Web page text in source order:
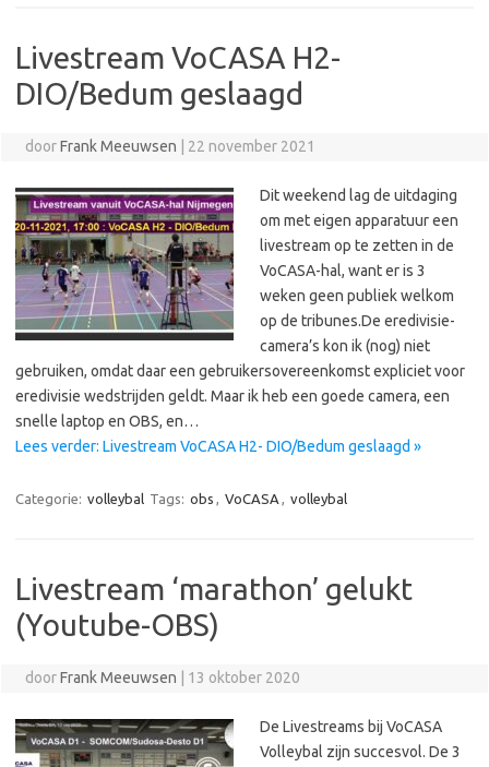
Livestream VoCASA H2-
DIO/Bedum geslaagd
doorFrank Meeuwsen 22 november 2021
Dit weekend lag de uitdaging
om met eigen apparatuur een
livestream op te zetten in de
VoCASA-hal, want er is 3
weken geen publiek welkom
op de tribunes.De eredivisie-
camera’s kon ik (nog) niet
gebruiken, omdat daar een gebruikersovereenkomst expliciet voor
eredivisie wedstrijden geldt. Maar ik heb een goede camera, een
snelle laptop en OBS, en…
Lees verder: Livestream VoCASA H2- DIO/Bedum geslaagd »
Categorie: volleybal Tags: obs , VoCASA , volleybal
Livestream ‘marathon’ gelukt
(Youtube-OBS)
doorFrank Meeuwsen 13 oktober 2020
De Livestreams bij VoCASA
Volleybal zijn succesvol. De 3